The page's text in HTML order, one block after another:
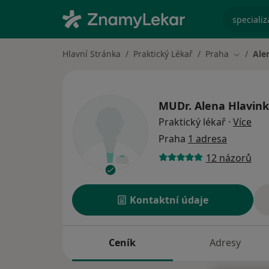
Hlavní Stránka Praktický Lékař Praha Změna
MUDr. Alena
Praktický lékař · Více
Praha 1 adresa
12 názorů
Kontaktní údaje
Ceník Adresy